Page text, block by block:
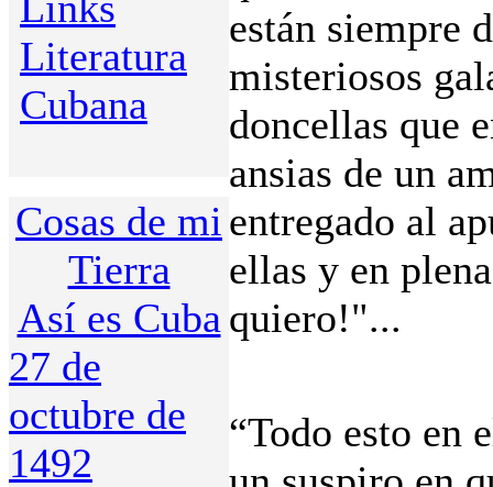
Literatura
Cubana
Cosas de mi
Tierra
Así es Cuba
27 de
octubre de
1492
están siempre
misteriosos
doncellas que
ansias de un
entregado al
ellas y en
quiero!"...
“Todo esto en